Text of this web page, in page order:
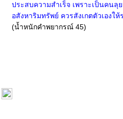
ประสบความสำเร็จ เพราะเป็นคน
อสังหาริมทรัพย์ ควรสังเกตตัวเองใ
(น้ำหนักคำพยากรณ์ 45)